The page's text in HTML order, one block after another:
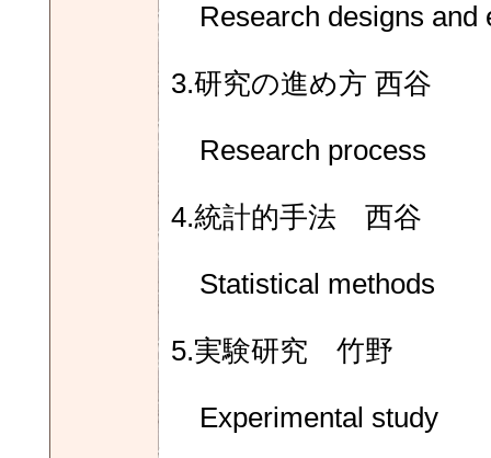
Research designs and
3.研究の進め方 西谷
Research process
4.統計的手法 西谷
Statistical methods
5.実験研究 竹野
Experimental study